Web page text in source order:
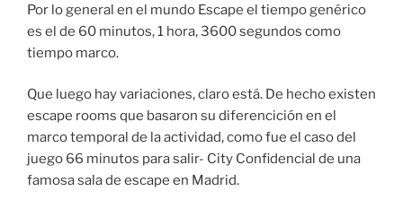
Por lo general en el mundo Escape el tiempo genérico
es el de 60 minutos, 1 hora, 3600 segundos como
tiempo marco.
Que luego hay variaciones, claro está. De hecho existen
escape rooms que basaron su diferencición en el
marco temporal de la actividad, como fue el caso del
juego 66 minutos para salir- City Confidencial de una
famosa sala de escape en Madrid.